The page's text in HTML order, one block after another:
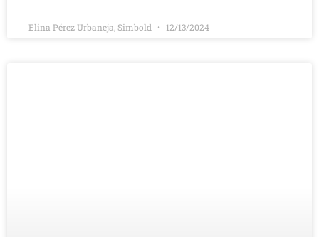
Elina Pérez Urbaneja, Simbold 12/13/2024